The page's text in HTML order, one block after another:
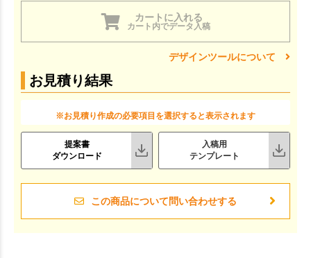
カートに入れる
カート内でデータ入稿
デザインツールについて
お見積り結果
※お見積り作成の必要項目を選択すると表示されます
提案書
ダウンロード
入稿用
テンプレート
この商品について問い合わせする